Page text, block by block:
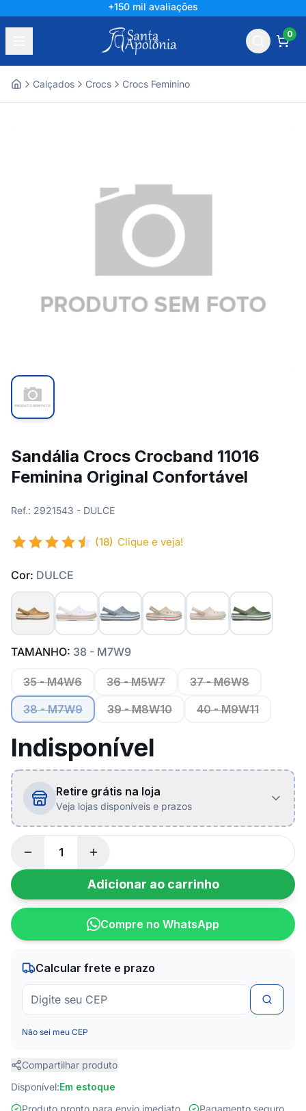
+150 mil avaliações
0
Calçados Crocs Crocs Feminino
Sandália Crocs Crocband 11016
Feminina Original Confortável
Ref.: 2921543 - DULCE
(18) Clique e veja!
Cor: DULCE
TAMANHO: 38 - M7W9
35 - M4W6 36 - M5W7
37 - M6W8
38 - M7W9
39 - M8W10 40 - M9W11
Indisponível
Retire grátis na loja
Veja lojas disponíveis e prazos
Adicionar ao carrinho
Compre no WhatsApp
Calcular frete e prazo
Não sei meu CEP
Compartilhar produto
Disponível:Em estoque
Produto pronto para envio imediato
Pagamento seguro